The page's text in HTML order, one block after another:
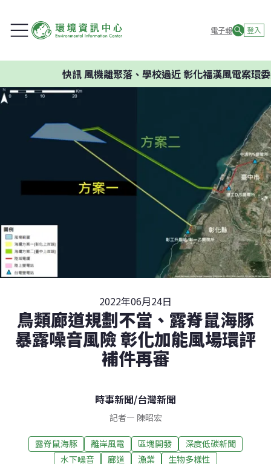
電子報 登入
風機離聚落、學校過近 彰化福漢風電案環委建議不
2022年06月24日
鳥類廊道規劃不當、露脊鼠海豚
暴露噪音風險 彰化加能風場環評
補件再審
時事新聞/台灣新聞
記者— 陳昭宏
露脊鼠海豚 離岸風電 區塊開發
深度低碳新聞
水下噪音
廊道 漁業 生物多樣性